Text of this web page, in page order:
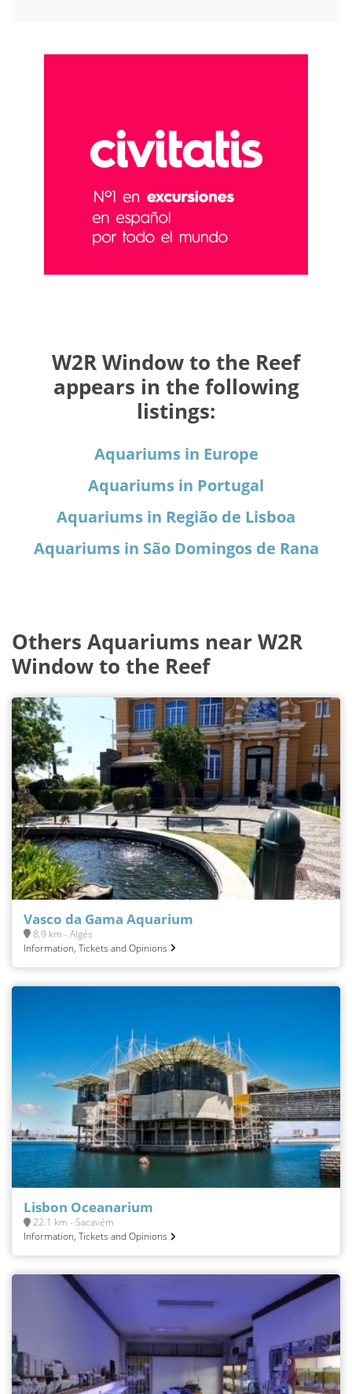
W2R Window to the Reef
appears in the following
listings:
Aquariums in Europe
Aquariums in Portugal
Aquariums in Região de Lisboa
Aquariums in São Domingos de Rana
Others Aquariums near W2R
Window to the Reef
Vasco da Gama Aquarium
8.9 km - Algés
Information, Tickets and Opinions
Lisbon Oceanarium
22.1 km - Sacavém
Information, Tickets and Opinions